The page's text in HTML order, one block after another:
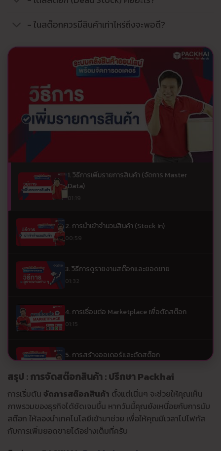
- ในสต๊อกควรมีสินค้าเท่าไหร่ถึงจะพอดี?
1. วิธีการเพิ่มรายการสินค้า (จัดการ Master
Data)
01:19
2. การนำเข้าจำนวนสินค้า (Stock In)
00:59
3. วิธีการดูรายงานสต๊อกและยอดขาย
01:32
4. การเชื่อมต่อ Marketplace เพื่อตัดสต๊อก
01:15
5. การสร้างออเดอร์และตัดสต๊อก
สรุป : การจัดสต๊อกสินค้า : ปรึกษา Packhai
การเริ่มต้น จัดการสต๊อกสินค้า ตั้งแต่เนิ่นๆ จะช่วยให้คุณเห็น
ภาพรวมของธุรกิจได้ชัดเจนขึ้น หากวันนี้คุณยังเหนื่อยกับการนับ
สต๊อก ให้ลองนำเทคโนโลยีเข้ามาช่วย เพื่อให้คุณมีเวลาไปโฟกัส
กับการเพิ่มยอดขายได้อย่างเต็มที่ครับ